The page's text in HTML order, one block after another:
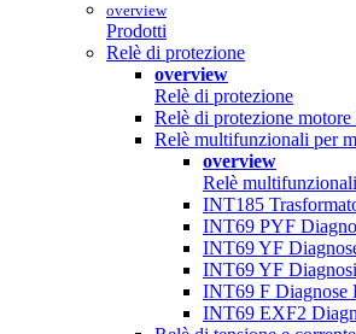
overview
Prodotti
Relè di protezione
overview
Relè di protezione
Relè di protezione
Relè multifunzionali per
overview
Relè
INT185
INT69 PYF
INT69 YF
INT69 YF
INT69 F Diagnose
INT69 EXF2